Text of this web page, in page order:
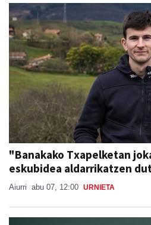
"Banakako Txapelketan
eskubidea aldarrikatzen
Aiurri abu 07, 12:00 URNIETA